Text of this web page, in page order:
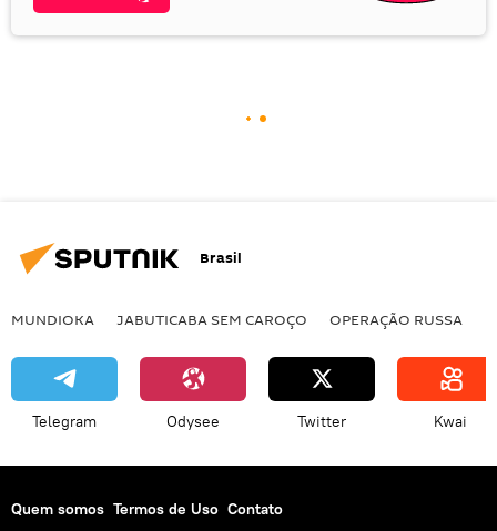
Brasil
MUNDIOKA JABUTICABA SEM CAROÇO OPERAÇÃO RUSSA
Telegram Odysee Twitter Kwai
Quem somos Termos de Uso Contato